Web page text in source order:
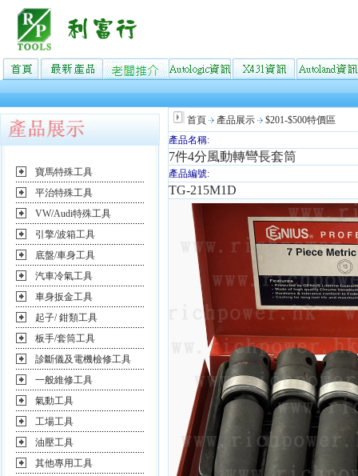
寶馬特殊工具
平治特殊工具
VW/Audi特殊工具
引擎/波箱工具
底盤/車身工具
汽車冷氣工具
車身扳金工具
起子/ 鉗類工具
板手/套筒工具
診斷儀及電機檢修工具
一般維修工具
氣動工具
工場工具
油壓工具
其他專用工具
首頁 產品展示
$201-$500特價區
產品名稱:
7件4分風動轉彎長套筒
產品編號:
TG-215M1D